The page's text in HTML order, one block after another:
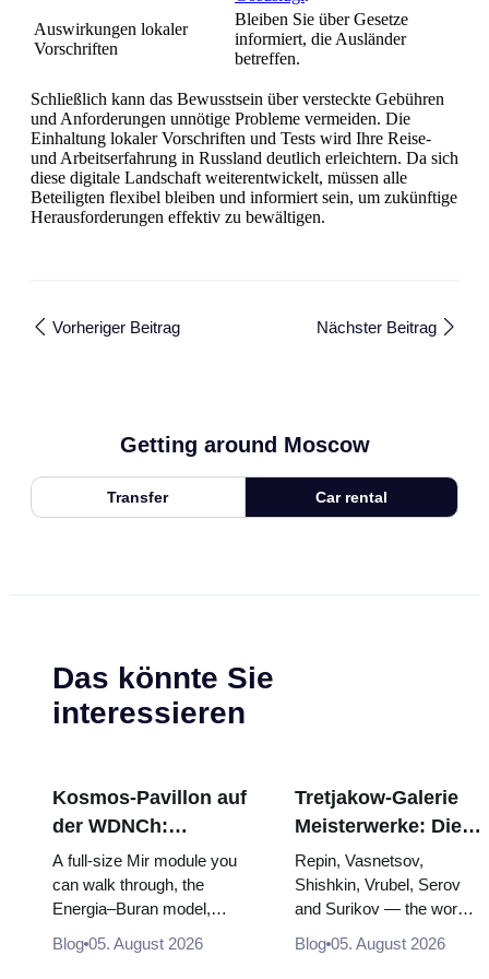
Auswirkungen lokaler
Vorschriften
Bleiben Sie über Gesetze
informiert, die Ausländer
betreffen.
Schließlich kann das Bewusstsein über versteckte Gebühren
und Anforderungen unnötige Probleme vermeiden. Die
Einhaltung lokaler Vorschriften und Tests wird Ihre Reise-
und Arbeitserfahrung in Russland deutlich erleichtern. Da sich
diese digitale Landschaft weiterentwickelt, müssen alle
Beteiligten flexibel bleiben und informiert sein, um zukünftige
Herausforderungen effektiv zu bewältigen.
Vorheriger Beitrag Nächster Beitrag
Getting around Moscow
Transfer Car rental
Das könnte Sie
interessieren
Kosmos-Pavillon auf
der WDNCh:
Russlands größte
Raumfahrtausstellung
von innen
A full-size Mir module you
can walk through, the
Energia–Buran model,
and 120 pieces of flight...
Blog 05. August 2026
Tretjakow-Galerie
Meisterwerke: Die
Gemälde, wegen
derer sich die Reise
lohnt
Repin, Vasnetsov,
Shishkin, Vrubel, Serov
and Surikov — the works
they hang, and why
Blog 05. August 2026